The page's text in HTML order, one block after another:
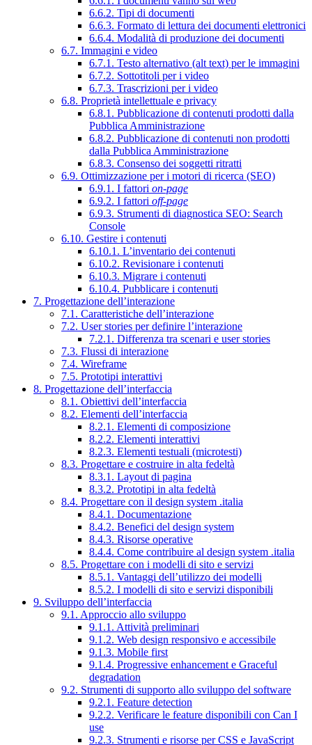
6.6.2. Tipi di documenti
6.6.3. Formato di lettura dei documenti elettronici
6.6.4. Modalità di produzione dei documenti
6.7. Immagini e video
6.7.1. Testo alternativo (alt text) per le immagini
6.7.2. Sottotitoli per i video
6.7.3. Trascrizioni per i video
6.8. Proprietà intellettuale e privacy
6.8.1. Pubblicazione di contenuti prodotti dalla
Pubblica Amministrazione
6.8.2. Pubblicazione di contenuti non prodotti
dalla Pubblica Amministrazione
6.8.3. Consenso dei soggetti ritratti
6.9. Ottimizzazione per i motori di ricerca (SEO)
6.9.1. I fattori on-page
6.9.2. I fattori off-page
6.9.3. Strumenti di diagnostica SEO: Search
Console
6.10. Gestire i contenuti
6.10.1. L’inventario dei contenuti
6.10.2. Revisionare i contenuti
6.10.3. Migrare i contenuti
6.10.4. Pubblicare i contenuti
7. Progettazione dell’interazione
7.1. Caratteristiche dell’interazione
7.2. User stories per definire l’interazione
7.2.1. Differenza tra scenari e user stories
7.3. Flussi di interazione
7.4. Wireframe
7.5. Prototipi interattivi
8. Progettazione dell’interfaccia
8.1. Obiettivi dell’interfaccia
8.2. Elementi dell’interfaccia
8.2.1. Elementi di composizione
8.2.2. Elementi interattivi
8.2.3. Elementi testuali (microtesti)
8.3. Progettare e costruire in alta fedeltà
8.3.1. Layout di pagina
8.3.2. Prototipi in alta fedeltà
8.4. Progettare con il design system .italia
8.4.1. Documentazione
8.4.2. Benefici del design system
8.4.3. Risorse operative
8.4.4. Come contribuire al design system .italia
8.5. Progettare con i modelli di sito e servizi
8.5.1. Vantaggi dell’utilizzo dei modelli
8.5.2. I modelli di sito e servizi disponibili
9. Sviluppo dell’interfaccia
9.1. Approccio allo sviluppo
9.1.1. Attività preliminari
9.1.2. Web design responsivo e accessibile
9.1.3. Mobile first
9.1.4. Progressive enhancement e Graceful
degradation
9.2. Strumenti di supporto allo sviluppo del software
9.2.1. Feature detection
9.2.2. Verificare le feature disponibili con Can I
use
9.2.3. Strumenti e risorse per CSS e JavaScript